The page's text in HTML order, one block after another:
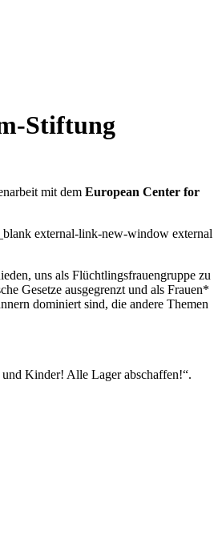
Stiftung
mit dem European Center for
external-link-new-window external
uns als Flüchtlingsfrauengruppe zu
Gesetze ausgegrenzt und als Frauen*
dominiert sind, die andere Themen
Kinder! Alle Lager abschaffen!“.